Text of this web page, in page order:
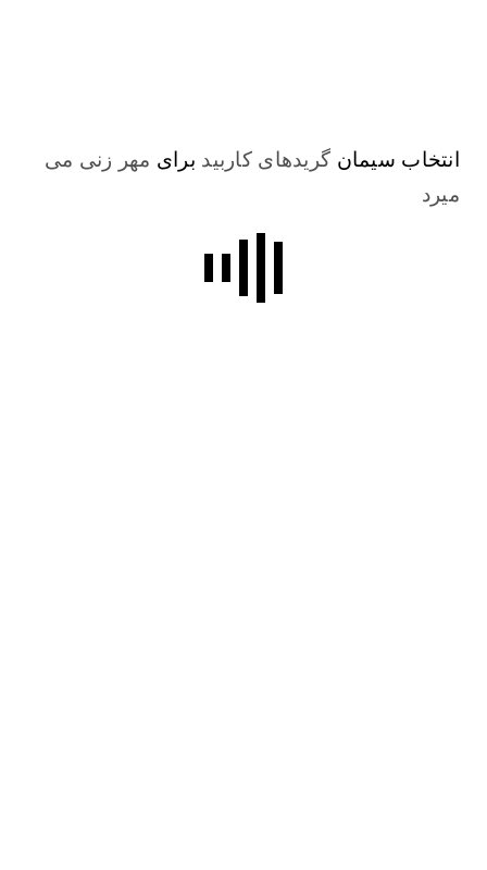
انتخاب سیمان گریدهای کاربید برای مهر زنی می
میرد